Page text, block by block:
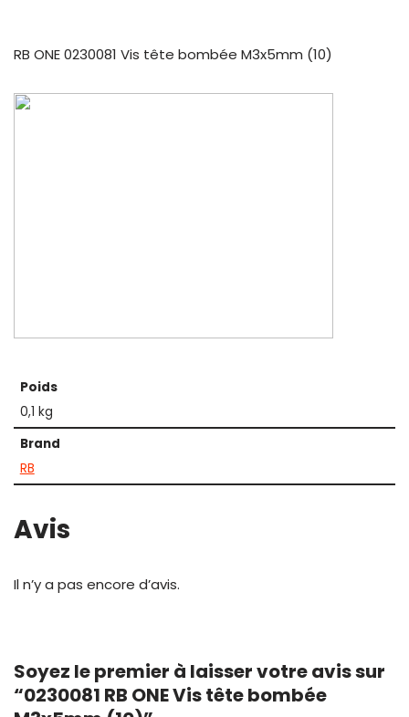
RB ONE 0230081 Vis tête bombée M3x5mm (10)
Poids
0,1 kg
Brand
RB
Avis
Il n’y a pas encore d’avis.
Soyez le premier à laisser votre avis sur
“0230081 RB ONE Vis tête bombée